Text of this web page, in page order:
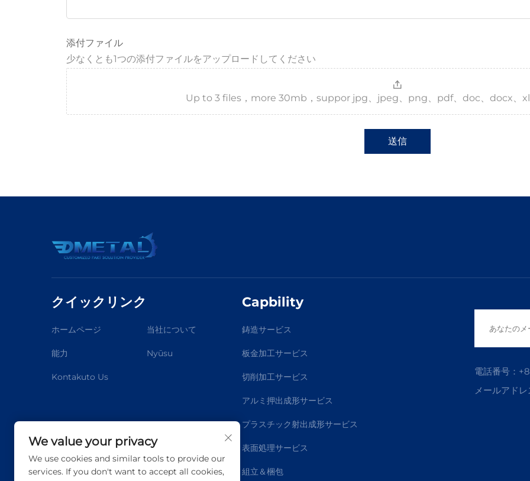
添付ファイル
少なくとも1つの添付ファイルをアップロードしてください
Up to 3 files，more 30mb，suppor jpg、jpeg、png、pdf、doc、docx、
送信
クイックリンク
ホームページ 当社について
能力 Nyūsu
Kontakuto Us
Capbility
鋳造サービス
板金加工サービス
切削加工サービス
アルミ押出成形サービス
プラスチック射出成形サービス
表面処理サービス
組立＆梱包
電話番号：
メールアドレ
We value your privacy
We use cookies and similar tools to provide our
services. If you don't want to accept all cookies,